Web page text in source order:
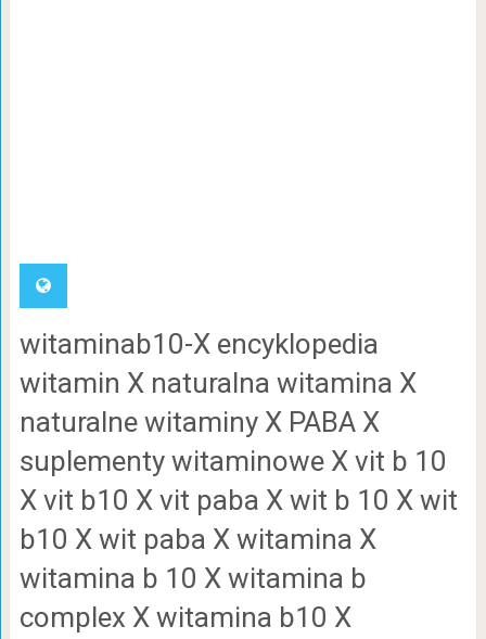
witaminab10-X encyklopedia
witamin X naturalna witamina X
naturalne witaminy X PABA X
suplementy witaminowe X vit b 10
X vit b10 X vit paba X wit b 10 X wit
b10 X wit paba X witamina X
witamina b 10 X witamina b
complex X witamina b10 X